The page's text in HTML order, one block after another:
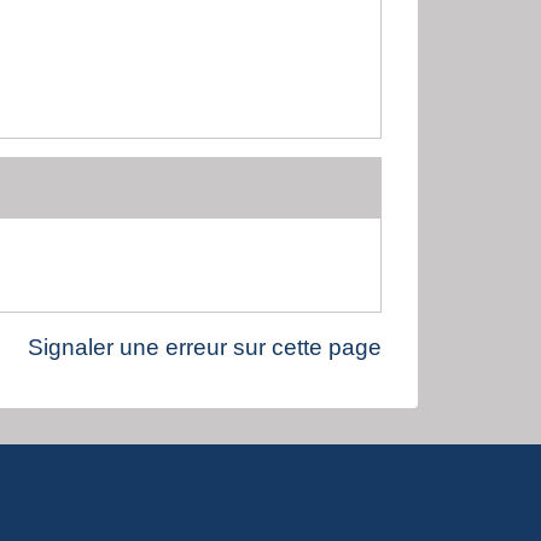
Signaler une erreur sur cette page